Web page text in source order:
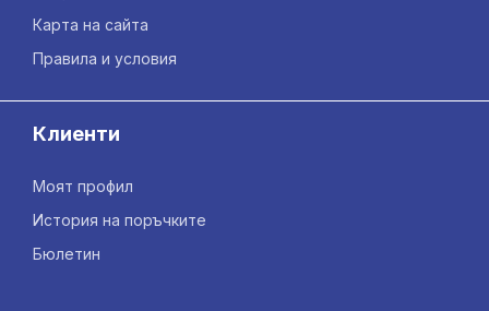
Карта на сайта
Правила и условия
Клиенти
Моят профил
История на поръчките
Бюлетин